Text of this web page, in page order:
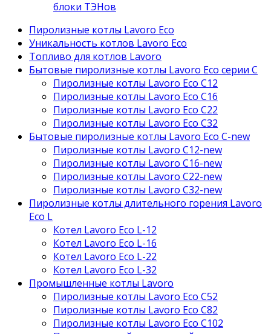
блоки ТЭНов
Пиролизные котлы Lavoro Eco
Уникальность котлов Lavoro Eco
Топливо для котлов Lavoro
Бытовые пиролизные котлы Lavoro Eco серии С
Пиролизные котлы Lavoro Eco С12
Пиролизные котлы Lavoro Eco С16
Пиролизные котлы Lavoro Eco С22
Пиролизные котлы Lavoro Eco С32
Бытовые пиролизные котлы Lavoro Eco C-new
Пиролизные котлы Lavoro C12-new
Пиролизные котлы Lavoro C16-new
Пиролизные котлы Lavoro C22-new
Пиролизные котлы Lavoro C32-new
Пиролизные котлы длительного горения Lavoro
Eco L
Котел Lavoro Eco L-12
Котел Lavoro Eco L-16
Котел Lavoro Eco L-22
Котел Lavoro Eco L-32
Промышленные котлы Lavoro
Пиролизные котлы Lavoro Eco С52
Пиролизные котлы Lavoro Eco С82
Пиролизные котлы Lavoro Eco С102